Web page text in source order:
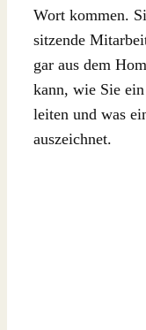
Wort kommen.
sitzende
gar aus dem
kann, wie Sie
leiten und was
auszeichnet.